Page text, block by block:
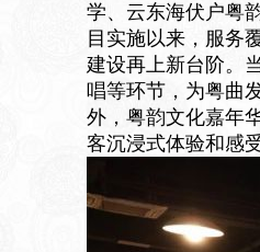
学、云东海伏户粤
目实施以来，服务
建设再上新台阶。
唱等环节，为粤曲
外，粤韵文化嘉年
客沉浸式体验和感